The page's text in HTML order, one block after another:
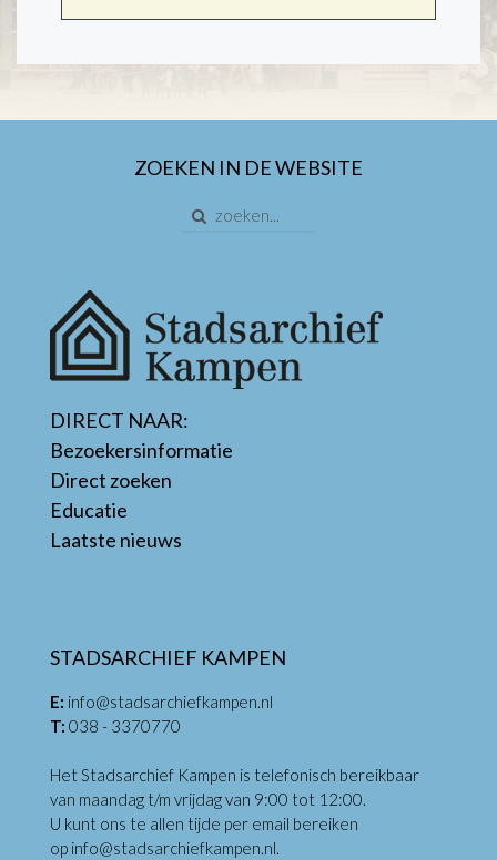
ZOEKEN IN DE WEBSITE
DIRECT NAAR:
Bezoekersinformatie
Direct zoeken
Educatie
Laatste nieuws
STADSARCHIEF KAMPEN
E: info@stadsarchiefkampen.nl
T: 038 - 3370770
Het Stadsarchief Kampen is telefonisch bereikbaar
van maandag t/m vrijdag van 9:00 tot 12:00.
U kunt ons te allen tijde per email bereiken
op info@stadsarchiefkampen.nl.